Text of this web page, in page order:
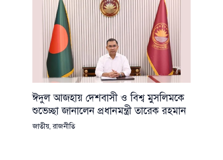
ঈদুল আজহায় দেশবাসী ও বিশ্ব মুসলিমকে
শুভেচ্ছা জানালেন প্রধানমন্ত্রী তারেক রহমান
জাতীয়,রাজনীতি